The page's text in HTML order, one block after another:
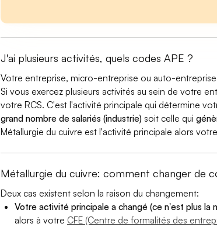
J'ai plusieurs activités, quels codes APE ?
Votre entreprise, micro-entreprise ou auto-
Si vous exercez plusieurs activités au sein de votre
votre RCS. C'est l'activité principale qui détermine
grand nombre de salariés (industrie) soit celle qui
Métallurgie du cuivre est l'activité principale alors
Métallurgie du cuivre: comment changer de
Deux cas existent selon la raison du changement:
Votre activité principale a changé (ce n'est plus la
alors à votre CFE (Centre de formalités des